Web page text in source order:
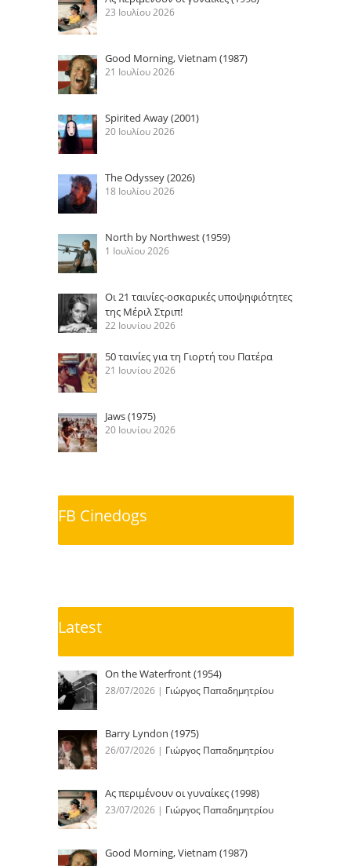
23 Ιουλίου 2026
Good Morning, Vietnam (1987)
21 Ιουλίου 2026
Spirited Away (2001)
20 Ιουλίου 2026
The Odyssey (2026)
18 Ιουλίου 2026
North by Northwest (1959)
1 Ιουλίου 2026
Οι 21 ταινίες-οσκαρικές υποψηφιότητες
της Μέριλ Στριπ!
22 Ιουνίου 2026
50 ταινίες για τη Γιορτή του Πατέρα
21 Ιουνίου 2026
Jaws (1975)
20 Ιουνίου 2026
FB Cinedogs
Latest
On the Waterfront (1954)
28/07/2026 | Γιώργος Παπαδημητρίου
Barry Lyndon (1975)
26/07/2026 | Γιώργος Παπαδημητρίου
Ας περιμένουν οι γυναίκες (1998)
23/07/2026 | Γιώργος Παπαδημητρίου
Good Morning, Vietnam (1987)